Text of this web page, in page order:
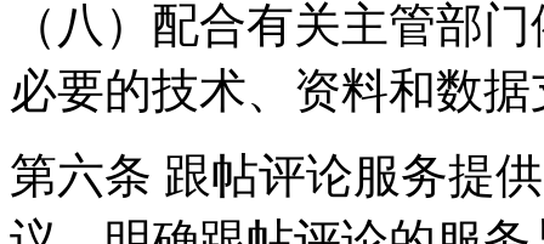
（八）配合有关主管部
必要的技术、资料和数
第六条 跟帖评论服务提